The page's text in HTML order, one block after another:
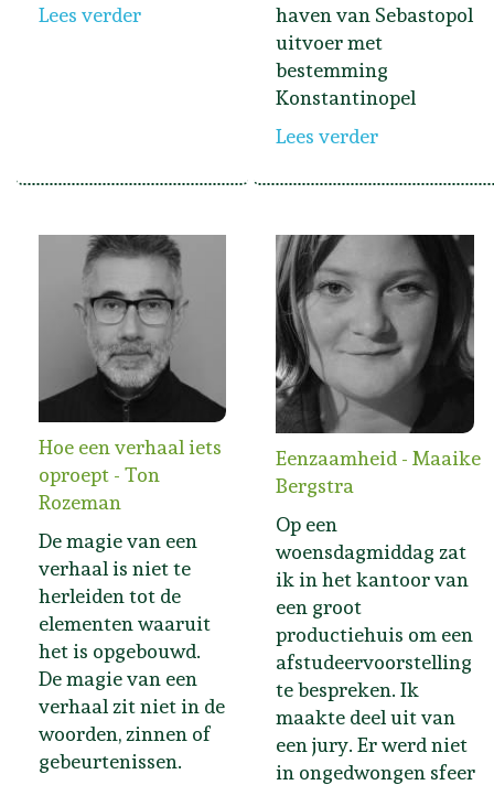
Lees verder
haven van Sebastopol
uitvoer met
bestemming
Konstantinopel
Lees verder
Hoe een verhaal iets
oproept - Ton
Rozeman
De magie van een
verhaal is niet te
herleiden tot de
elementen waaruit
het is opgebouwd.
De magie van een
verhaal zit niet in de
woorden, zinnen of
gebeurtenissen.
Eenzaamheid - Maaike
Bergstra
Op een
woensdagmiddag zat
ik in het kantoor van
een groot
productiehuis om een
afstudeervoorstelling
te bespreken. Ik
maakte deel uit van
een jury. Er werd niet
in ongedwongen sfeer